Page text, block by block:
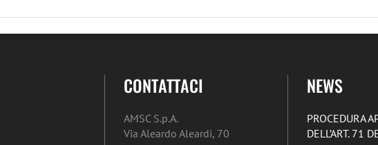
CONTATTACI
AMSC S.p.A.
Via Aleardo Aleardi, 70
NEWS
PROCEDURA
DELL’ART. 71